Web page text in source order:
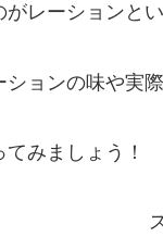
レーションとい
ョンの味や実
みましょう！